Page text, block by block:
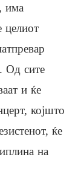
има
целиот
Од сите
и ќе
којшто
ќе
на